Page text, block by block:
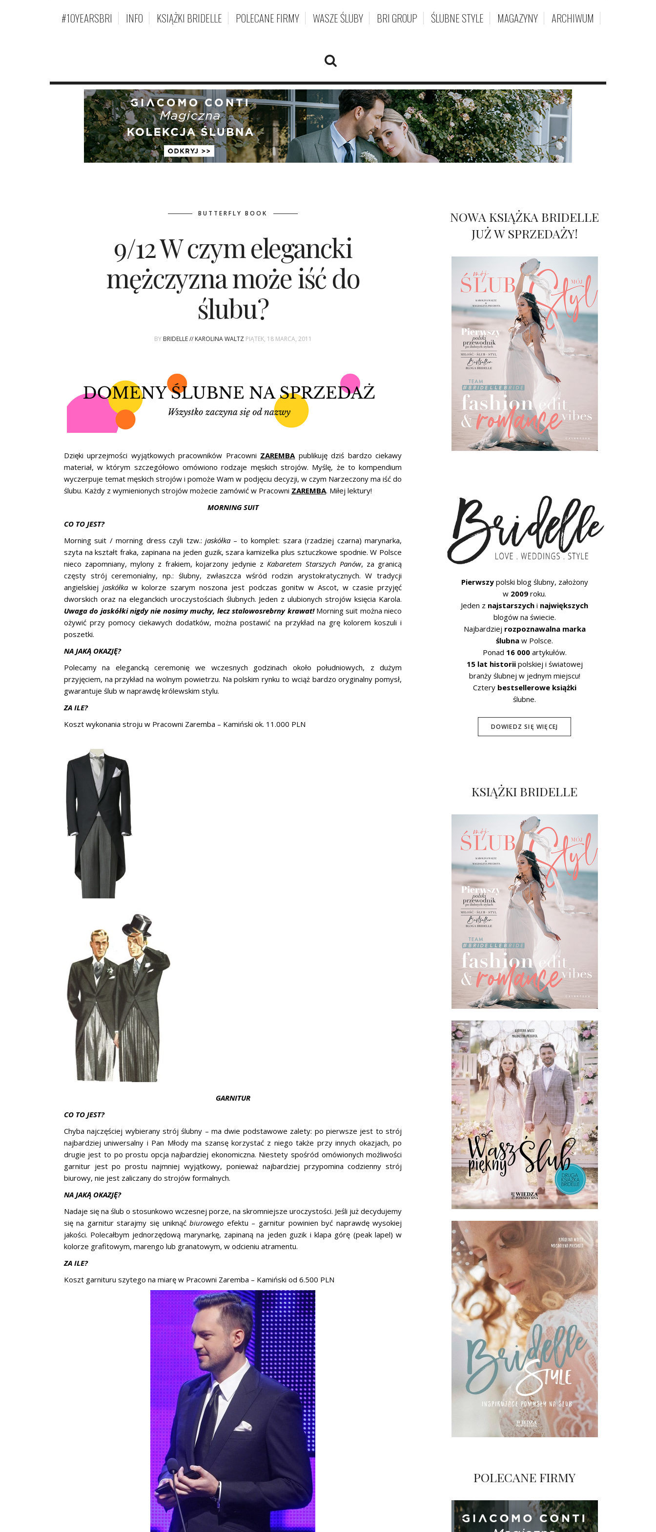
#10YEARSBRI INFO KSIĄŻKI BRIDELLE POLECANE FIRMY WASZE ŚLUBY BRI GROUP ŚLUBNE STYLE MAGAZYNY ARCHIWUM
BUTTERFLY BOOK
9/12 W czym elegancki
mężczyzna może iść do
ślubu?
BY BRIDELLE // KAROLINA WALTZ PIĄTEK, 18 MARCA, 2011
Dzięki uprzejmości wyjątkowych pracowników Pracowni ZAREMBApublikuję dziś bardzo ciekawy
materiał, w którym szczegółowo omówiono rodzaje męskich strojów. Myślę, że to kompendium
wyczerpuje temat męskich strojów i pomoże Wam w podjęciu decyzji, w czym Narzeczony ma iść do
ślubu. Każdy z wymienionych strojów możecie zamówić w Pracowni ZAREMBA. Miłej lektury!
MORNING SUIT
CO TO JEST?
Morning suit / morning dress czyli tzw.: jaskółka – to komplet: szara (rzadziej czarna) marynarka,
szyta na kształt fraka, zapinana na jeden guzik, szara kamizelka plus sztuczkowe spodnie. W Polsce
nieco zapomniany, mylony z frakiem, kojarzony jedynie zKabaretem Starszych Panów, za granicą
częsty strój ceremonialny, np.: ślubny, zwłaszcza wśród rodzin arystokratycznych. W tradycji
angielskiej jaskółkaw kolorze szarym noszona jest podczas gonitw w Ascot, w czasie przyjęć
dworskich oraz na eleganckich uroczystościach ślubnych. Jeden z ulubionych strojów księcia Karola.
Uwaga do jaskółki nigdy nie nosimy muchy, lecz stalowosrebrny krawat! Morning suit można nieco
ożywić przy pomocy ciekawych dodatków, można postawić na przykład na grę kolorem koszuli i
poszetki.
NA JAKĄ OKAZJĘ?
Polecamy na elegancką ceremonię we wczesnych godzinach około południowych, z dużym
przyjęciem, na przykład na wolnym powietrzu. Na polskim rynku to wciąż bardzo oryginalny pomysł,
gwarantuje ślub w naprawdę królewskim stylu.
ZA ILE?
Koszt wykonania stroju w Pracowni Zaremba – Kamiński ok. 11.000 PLN
GARNITUR
CO TO JEST?
Chyba najczęściej wybierany strój ślubny – ma dwie podstawowe zalety: po pierwsze jest to strój
najbardziej uniwersalny i Pan Młody ma szansę korzystać z niego także przy innych okazjach, po
drugie jest to po prostu opcja najbardziej ekonomiczna. Niestety spośród omówionych możliwości
garnitur jest po prostu najmniej wyjątkowy, ponieważ najbardziej przypomina codzienny strój
biurowy, nie jest zaliczany do strojów formalnych.
NA JAKĄ OKAZJĘ?
Nadaje się na ślub o stosunkowo wczesnej porze, na skromniejsze uroczystości. Jeśli już decydujemy
się na garnitur starajmy się uniknąćbiurowego efektu – garnitur powinien być naprawdę wysokiej
jakości. Polecałbym jednorzędową marynarkę, zapinaną na jeden guzik i klapa górę (peak lapel) w
kolorze grafitowym, marengo lub granatowym, w odcieniu atramentu.
ZA ILE?
Koszt garnituru szytego na miarę w Pracowni Zaremba – Kamiński od 6.500 PLN
NOWA KSIĄŻKA BRIDELLE
JUŻ W SPRZEDAŻY!
Pierwszypolski blog ślubny, założony
w 2009 roku.
Jeden z najstarszych i największych
blogów na świecie.
Najbardziej rozpoznawalna marka
ślubna w Polsce.
Ponad 16 000artykułów.
15 lat historiipolskiej i światowej
branży ślubnej w jednym miejscu!
Cztery bestsellerowe książki
ślubne.
DOWIEDZ SIĘ WIĘCEJ
KSIĄŻKI BRIDELLE
POLECANE FIRMY